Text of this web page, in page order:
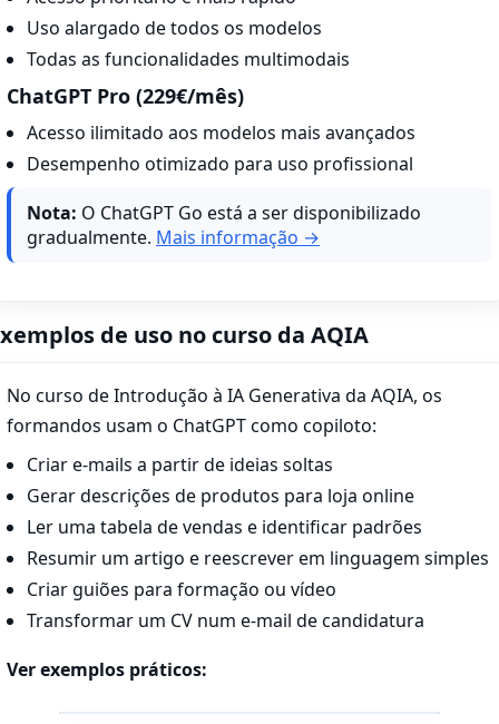
Uso alargado de todos os modelos
Todas as funcionalidades multimodais
ChatGPT Pro (229€/mês)
Acesso ilimitado aos modelos mais avançados
Desempenho otimizado para uso profissional
Nota: O ChatGPT Go está a ser disponibilizado
gradualmente. Mais informação →
de uso no curso da AQIA
No curso de Introdução à IA Generativa da AQIA, os
formandos usam o ChatGPT como copiloto:
Criar e-mails a partir de ideias soltas
Gerar descrições de produtos para loja online
Ler uma tabela de vendas e identificar padrões
Resumir um artigo e reescrever em linguagem simples
Criar guiões para formação ou vídeo
Transformar um CV num e-mail de candidatura
Ver exemplos práticos: